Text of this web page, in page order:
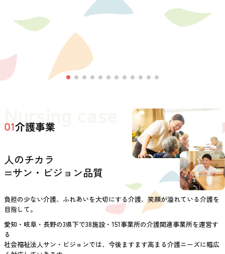
Nursing case
01介護事業
人のチカラ
=サン・ビジョン品質
負担の少ない介護、ふれあいを大切にする介護、笑顔が溢れている介護を
目指して。
愛知・岐阜・長野の3県下で38施設・151事業所の介護関連事業所を運営す
る
社会福祉法人サン・ビジョンでは、今後ますます高まる介護ニーズに幅広